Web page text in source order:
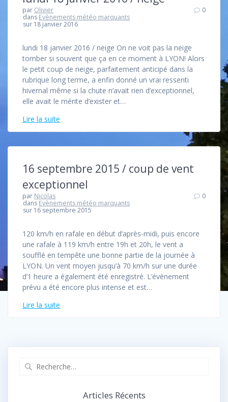
par Olivier
dans Evènements météo marquants
sur 18 janvier 2016
0
lundi 18 janvier 2016 / neige On ne voit pas la neige
tomber si souvent que ça en ce moment à LYON! Alors
le petit coup de neige, parfaitement anticipé dans la
rubrique long terme, a enfin donné un vrai ressenti
hivernal même si la chute n’avait rien d’exceptionnel,
elle avait le mérite d’exister et…
Lire la suite
16 septembre 2015 / coup de vent
exceptionnel
par Nicolas
dans Evènements météo marquants
sur 16 septembre 2015
0
120 km/h en rafale en début d’après-midi, puis encore
une rafale à 119 km/h entre 19h et 20h, le vent a
soufflé en tempête une bonne partie de la journée à
LYON. Un vent moyen jusqu’à 70 km/h sur une durée
d’1 heure a également été enregistré. L’évènement
prévu a été encore plus intense et est…
Lire la suite
Articles Récents